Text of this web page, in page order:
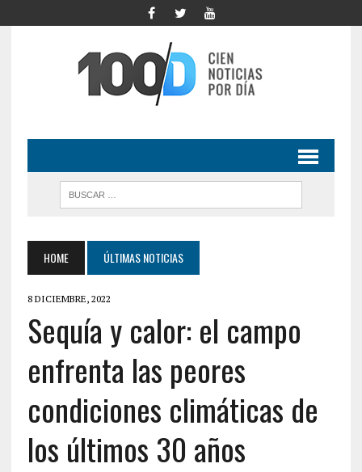
HOME ÚLTIMAS NOTICIAS
8 DICIEMBRE, 2022
Sequía y calor: el campo
enfrenta las peores
condiciones climáticas de
los últimos 30 años